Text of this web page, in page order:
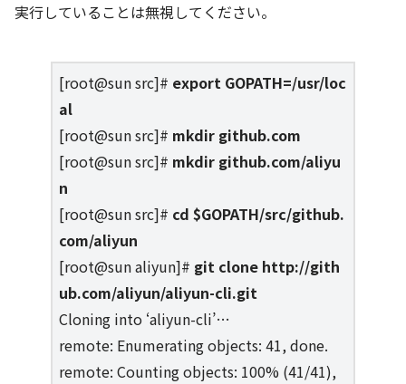
実行していることは無視してください。
[root@sun src]# export GOPATH=/usr/loc
al
[root@sun src]# mkdir github.com
[root@sun src]# mkdir github.com/aliyu
n
[root@sun src]# cd $GOPATH/src/github.
com/aliyun
[root@sun aliyun]# git clone http://gith
ub.com/aliyun/aliyun-cli.git
Cloning into ‘aliyun-cli’…
remote: Enumerating objects: 41, done.
remote: Counting objects: 100% (41/41),